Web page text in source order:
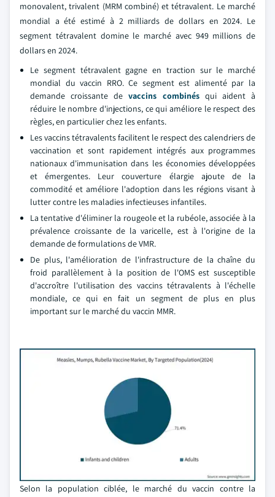
monovalent, trivalent (MRM combiné) et tétravalent. Le marché
mondial a été estimé à 2 milliards de dollars en 2024. Le
segment tétravalent domine le marché avec 949 millions de
dollars en 2024.
Le segment tétravalent gagne en traction sur le marché
mondial du vaccin RRO. Ce segment est alimenté par la
demande croissante devaccins combinésqui aident à
réduire le nombre d'injections, ce qui améliore le respect des
règles, en particulier chez les enfants.
Les vaccins tétravalents facilitent le respect des calendriers de
vaccination et sont rapidement intégrés aux programmes
nationaux d'immunisation dans les économies développées
et émergentes. Leur couverture élargie ajoute de la
commodité et améliore l'adoption dans les régions visant à
lutter contre les maladies infectieuses infantiles.
La tentative d'éliminer la rougeole et la rubéole, associée à la
prévalence croissante de la varicelle, est à l'origine de la
demande de formulations de VMR.
De plus, l'amélioration de l'infrastructure de la chaîne du
froid parallèlement à la position de l'OMS est susceptible
d'accroître l'utilisation des vaccins tétravalents à l'échelle
mondiale, ce qui en fait un segment de plus en plus
important sur le marché du vaccin MMR.
Selon la population ciblée, le marché du vaccin contre la